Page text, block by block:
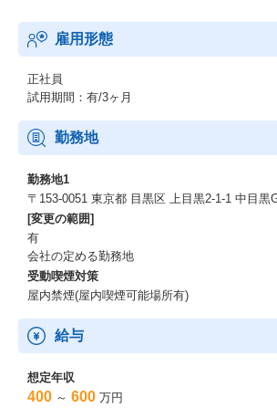
雇用形態
正社員
試用期間：有/3ヶ月
勤務地
勤務地1
〒153-0051 東京都 目黒区 上目黒2-1-1 中目黒
[変更の範囲]
有
会社の定める勤務地
受動喫煙対策
屋内禁煙(屋内喫煙可能場所有)
給与
想定年収
400 ～ 600 万円